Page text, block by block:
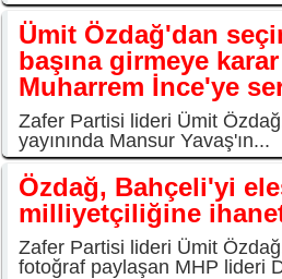
Ümit Özdağ'dan
başına girmeye
Muharrem İnce'ye
Zafer Partisi lideri Ümit
yayınında Mansur Yavaş'ın...
Özdağ, Bahçeli'yi
milliyetçiliğine
Zafer Partisi lideri Ümit
fotoğraf paylaşan MHP lideri